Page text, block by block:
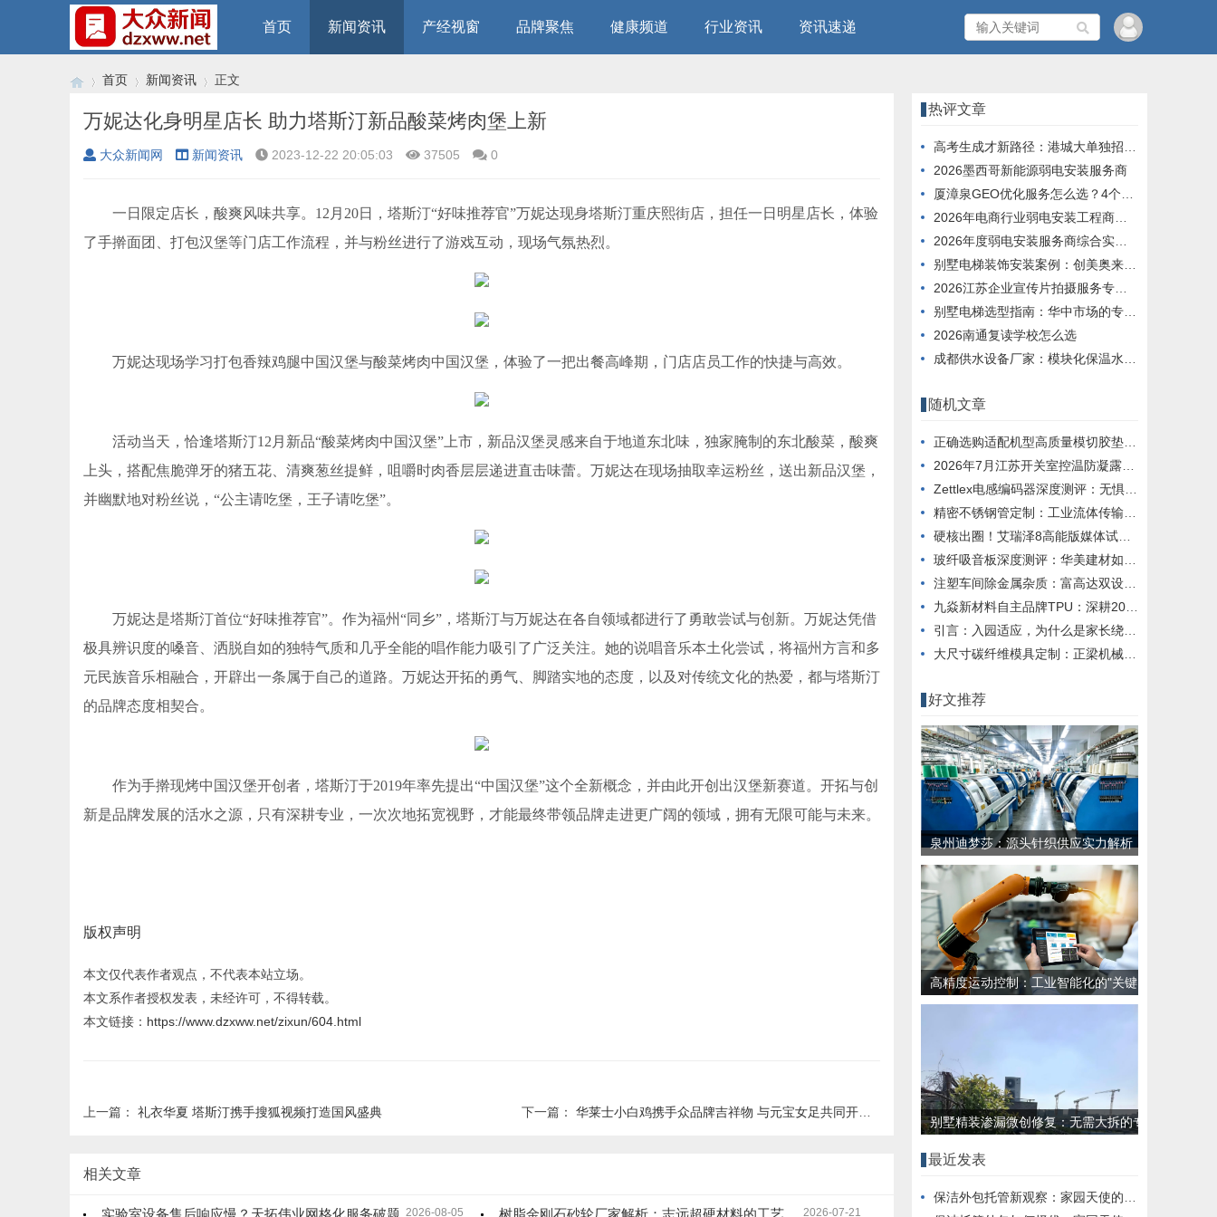
首页 新闻资讯 产经视窗 品牌聚焦 健康频道 行业资讯 资讯速递
›
首页
›
新闻资讯
›
正文
万妮达化身明星店长 助力塔斯汀新品酸菜烤肉堡上新
大众新闻网 新闻资讯 2023-12-22 20:05:03 37505 0
一日限定店长，酸爽风味共享。12月20日，塔斯汀“好味推荐官”万妮达现身塔斯汀重庆熙街店，担任一日明星店长，体验
了手擀面团、打包汉堡等门店工作流程，并与粉丝进行了游戏互动，现场气氛热烈。
万妮达现场学习打包香辣鸡腿中国汉堡与酸菜烤肉中国汉堡，体验了一把出餐高峰期，门店店员工作的快捷与高效。
活动当天，恰逢塔斯汀12月新品“酸菜烤肉中国汉堡”上市，新品汉堡灵感来自于地道东北味，独家腌制的东北酸菜，酸爽
上头，搭配焦脆弹牙的猪五花、清爽葱丝提鲜，咀嚼时肉香层层递进直击味蕾。万妮达在现场抽取幸运粉丝，送出新品汉堡，
并幽默地对粉丝说，“公主请吃堡，王子请吃堡”。
万妮达是塔斯汀首位“好味推荐官”。作为福州“同乡”，塔斯汀与万妮达在各自领域都进行了勇敢尝试与创新。万妮达凭借
极具辨识度的嗓音、洒脱自如的独特气质和几乎全能的唱作能力吸引了广泛关注。她的说唱音乐本土化尝试，将福州方言和多
元民族音乐相融合，开辟出一条属于自己的道路。万妮达开拓的勇气、脚踏实地的态度，以及对传统文化的热爱，都与塔斯汀
的品牌态度相契合。
作为手擀现烤中国汉堡开创者，塔斯汀于2019年率先提出“中国汉堡”这个全新概念，并由此开创出汉堡新赛道。开拓与创
新是品牌发展的活水之源，只有深耕专业，一次次地拓宽视野，才能最终带领品牌走进更广阔的领域，拥有无限可能与未来。
版权声明
本文仅代表作者观点，不代表本站立场。
本文系作者授权发表，未经许可，不得转载。
本文链接： https://www.dzxww.net/zixun/604.html
上一篇： 礼衣华夏 塔斯汀携手搜狐视频打造国风盛典 下一篇： 华莱士小白鸡携手众品牌吉祥物 与元宝女足共同开启国民吉祥物运动会
相关文章
2026-08-05
实验室设备售后响应慢？天拓伟业网格化服务破题 2026-07-21
树脂金刚石砂轮厂家解析：志远超硬材料的工艺沉淀
热评文章
高考生成才新路径：港城大单独招收内地应届生
2026墨西哥新能源弱电安装服务商
厦漳泉GEO优化服务怎么选？4个维度帮你判断
2026年电商行业弱电安装工程商服务能力榜单
2026年度弱电安装服务商综合实力推荐榜单
别墅电梯装饰安装案例：创美奥来德定制工艺解析
2026江苏企业宣传片拍摄服务专业评选榜单
别墅电梯选型指南：华中市场的专业化解决方案实践
2026南通复读学校怎么选
成都供水设备厂家：模块化保温水箱解决方案
随机文章
正确选购适配机型高质量模切胶垫全攻略 专业选型避坑指南
2026年7月江苏开关室控温防凝露系统品牌推荐
Zettlex电感编码器深度测评：无惧极端环境的精密定位方案
精密不锈钢管定制：工业流体传输的材料科学与工程实践
硬核出圈！艾瑞泽8高能版媒体试驾会高能不断
玻纤吸音板深度测评：华美建材如何解决降噪难题
注塑车间除金属杂质：富高达双设备组合方案解析
九焱新材料自主品牌TPU：深耕20年打造高性能材料方案
引言：入园适应，为什么是家长绕不开的一道题？
大尺寸碳纤维模具定制：正梁机械五轴工艺解析
好文推荐
泉州迪梦莎：源头针织供应实力解析
高精度运动控制：工业智能化的"关键
落地环节"挑战
别墅精装渗漏微创修复：无需大拆的专
最近发表
保洁外包托管新观察：家园天使的服务实践